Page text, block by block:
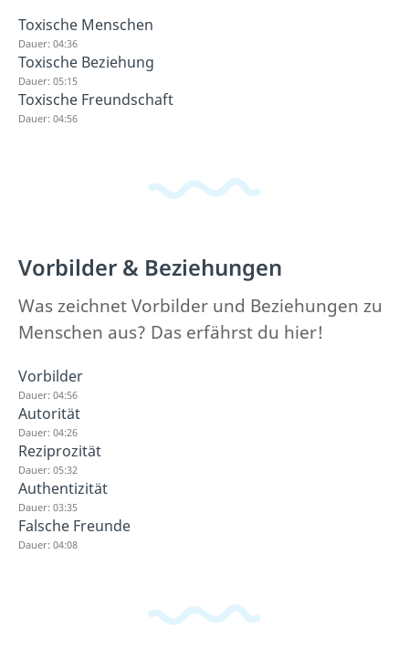
Toxische Menschen
Dauer: 04:36
Toxische Beziehung
Dauer: 05:15
Toxische Freundschaft
Dauer: 04:56
Vorbilder & Beziehungen
Was zeichnet Vorbilder und Beziehungen zu
Menschen aus? Das erfährst du hier!
Vorbilder
Dauer: 04:56
Autorität
Dauer: 04:26
Reziprozität
Dauer: 05:32
Authentizität
Dauer: 03:35
Falsche Freunde
Dauer: 04:08